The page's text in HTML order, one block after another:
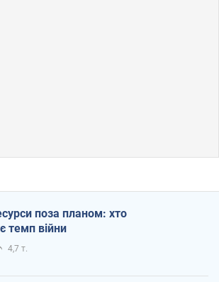
поза планом: хто
темп війни
4,7 т.